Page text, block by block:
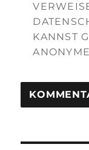
KANNST